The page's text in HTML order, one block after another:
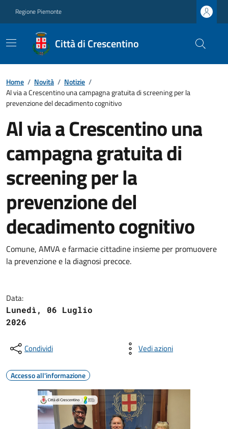
Regione Piemonte
Città di Crescentino
Home / Novità / Notizie /
Al via a Crescentino una campagna gratuita di screening per la
prevenzione del decadimento cognitivo
Al via a Crescentino una
campagna gratuita di
screening per la
prevenzione del
decadimento cognitivo
Comune, AMVA e farmacie cittadine insieme per promuovere
la prevenzione e la diagnosi precoce.
Data:
Lunedì, 06 Luglio
2026
Condividi Vedi azioni
Accesso all'informazione